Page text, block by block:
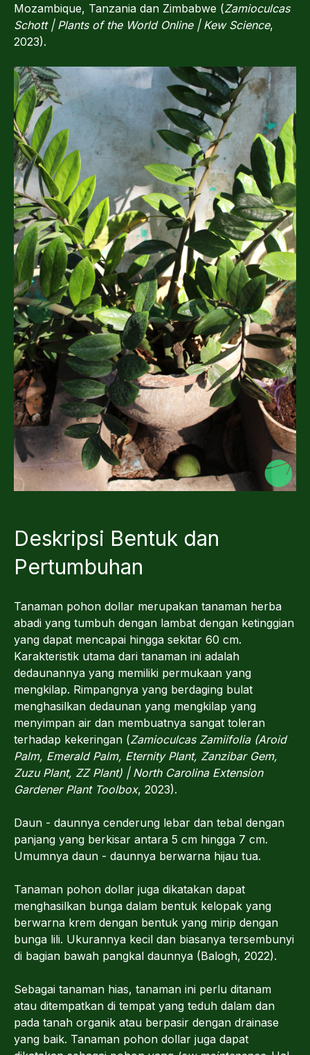
Mozambique, Tanzania dan Zimbabwe (Zamioculcas
Schott | Plants of the World Online | Kew Science,
2023).
Deskripsi Bentuk dan
Pertumbuhan
Tanaman pohon dollar merupakan tanaman herba
abadi yang tumbuh dengan lambat dengan ketinggian
yang dapat mencapai hingga sekitar 60 cm.
Karakteristik utama dari tanaman ini adalah
dedaunannya yang memiliki permukaan yang
mengkilap. Rimpangnya yang berdaging bulat
menghasilkan dedaunan yang mengkilap yang
menyimpan air dan membuatnya sangat toleran
terhadap kekeringan (Zamioculcas Zamiifolia (Aroid
Palm, Emerald Palm, Eternity Plant, Zanzibar Gem,
Zuzu Plant, ZZ Plant) | North Carolina Extension
Gardener Plant Toolbox, 2023).
Daun - daunnya cenderung lebar dan tebal dengan
panjang yang berkisar antara 5 cm hingga 7 cm.
Umumnya daun - daunnya berwarna hijau tua.
Tanaman pohon dollar juga dikatakan dapat
menghasilkan bunga dalam bentuk kelopak yang
berwarna krem dengan bentuk yang mirip dengan
bunga lili. Ukurannya kecil dan biasanya tersembunyi
di bagian bawah pangkal daunnya (Balogh, 2022).
Sebagai tanaman hias, tanaman ini perlu ditanam
atau ditempatkan di tempat yang teduh dalam dan
pada tanah organik atau berpasir dengan drainase
yang baik. Tanaman pohon dollar juga dapat